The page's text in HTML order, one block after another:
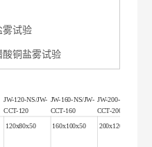
雾试验
酸铜盐雾试验
JW-120-NS/JW-
CCT-120
JW-160-NS/JW-
CCT-160
JW-200-NS/JW-
CCT-200
120x80x50 160x100x50 200x120x60